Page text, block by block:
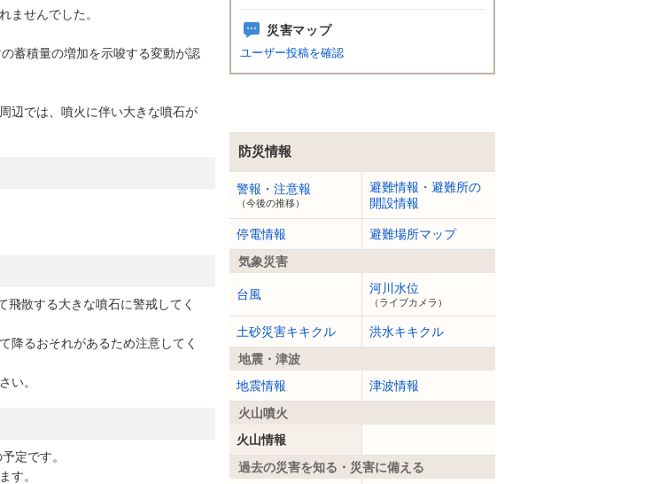
ませんでした。
蓄積量の増加を示唆する変動が認
辺では、噴火に伴い大きな噴石が
散する大きな噴石に警戒してく
降るおそれがあるため注意してく
い。
定です。
す。
災害マップ
ユーザー投稿を確認
防災情報
警報・注意報
（今後の推移）
避難情報・避難所の
開設情報
停電情報
避難場所マップ
気象災害
台風 河川水位
（ライブカメラ）
土砂災害キキクル
洪水キキクル
地震・津波
地震情報
津波情報
火山噴火
火山情報
過去の災害を知る・災害に備える